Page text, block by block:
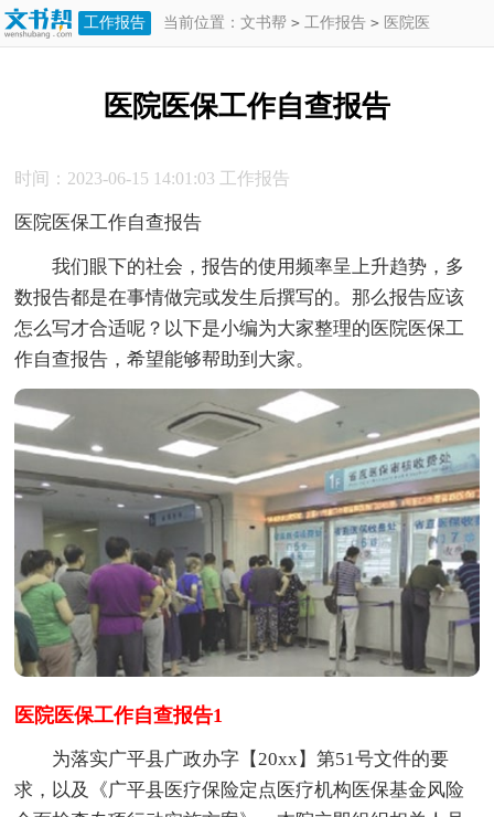
工作报告 当前位置： 文书帮 > 工作报告 > 医院医
医院医保工作自查报告
时间：2023-06-15 14:01:03 工作报告
医院医保工作自查报告
我们眼下的社会，报告的使用频率呈上升趋势，多
数报告都是在事情做完或发生后撰写的。那么报告应该
怎么写才合适呢？以下是小编为大家整理的医院医保工
作自查报告，希望能够帮助到大家。
医院医保工作自查报告1
为落实广平县广政办字【20xx】第51号文件的要
求，以及《广平县医疗保险定点医疗机构医保基金风险